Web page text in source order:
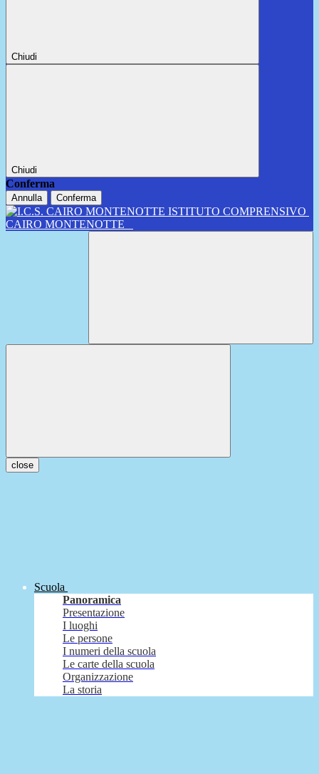
Chiudi
Chiudi
Conferma
Annulla Conferma
ISTITUTO COMPRENSIVO
CAIRO MONTENOTTE
close
Scuola
Panoramica
Presentazione
I luoghi
Le persone
I numeri della scuola
Le carte della scuola
Organizzazione
La storia